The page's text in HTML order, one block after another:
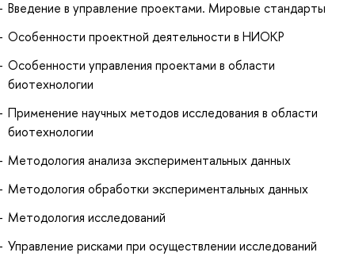
Введение в управление проектами. Мировые стандарты
Особенности проектной деятельности в НИОКР
Особенности управления проектами в области
биотехнологии
Применение научных методов исследования в области
биотехнологии
Методология анализа экспериментальных данных
Методология обработки экспериментальных данных
Методология исследований
Управление рисками при осуществлении исследований